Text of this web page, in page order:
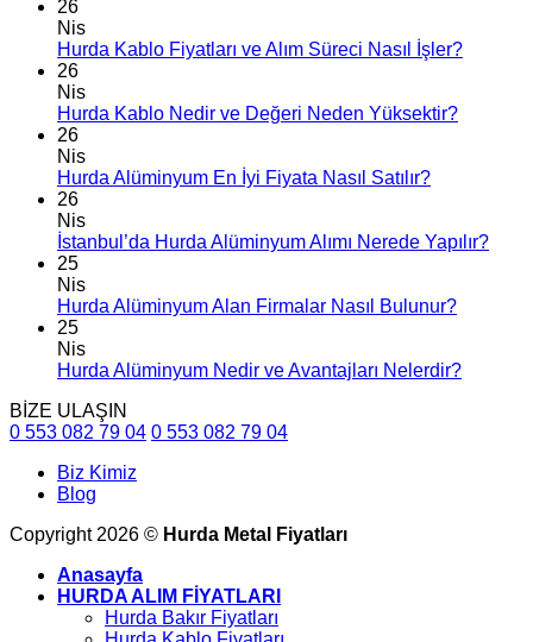
26
Nis
Hurda Kablo Fiyatları ve Alım Süreci Nasıl İşler?
26
Nis
Hurda Kablo Nedir ve Değeri Neden Yüksektir?
26
Nis
Hurda Alüminyum En İyi Fiyata Nasıl Satılır?
26
Nis
İstanbul’da Hurda Alüminyum Alımı Nerede Yapılır?
25
Nis
Hurda Alüminyum Alan Firmalar Nasıl Bulunur?
25
Nis
Hurda Alüminyum Nedir ve Avantajları Nelerdir?
BİZE ULAŞIN
0 553 082 79 04 0 553 082 79 04
Biz Kimiz
Blog
Copyright 2026 © Hurda Metal Fiyatları
Anasayfa
HURDA ALIM FİYATLARI
Hurda Bakır Fiyatları